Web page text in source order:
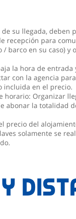
de su llegada, deben
recepción para
/ barco en su caso) y
la hora de entrada
con la agencia
incluida en el precio.
horario: Organizar
abonar la totalidad
precio del
solamente se